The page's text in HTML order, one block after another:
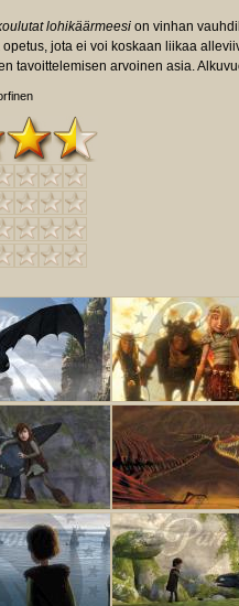
lohikäärmeesi on vinhan
jota ei voi koskaan liikaa
tavoittelemisen arvoinen asia.